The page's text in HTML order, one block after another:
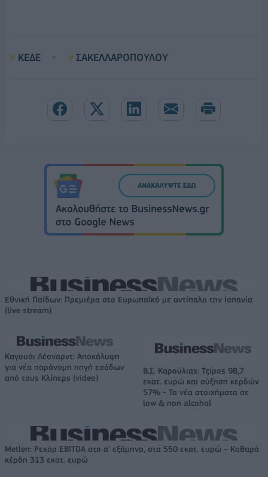
ΚΕΔΕ ΣΑΚΕΛΛΑΡΟΠΟΥΛΟΥ
Εθνική Παίδων: Πρεμιέρα στο Ευρωπαϊκό με αντίπαλο την Ισπανία
(live stream)
Καγουάι Λέοναρντ: Αποκάλυψη
για νέα παράνομη πηγή εσόδων
από τους Κλίπερς (video)
Β.Σ. Καρούλιας: Τζίρος 98,7
εκατ. ευρώ και αύξηση κερδών
57% - Τα νέα στοιχήματα σε
low & non alcohol
Metlen: Ρεκόρ EBITDA στο α' εξάμηνο, στα 550 εκατ. ευρώ – Καθαρά
κέρδη 313 εκατ. ευρώ